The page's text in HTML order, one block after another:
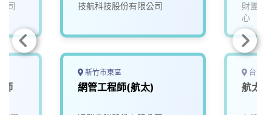
司
師
技航科技股份有限公司
新竹市東區
網管工程師(航太)
財團法
心
台南
航太